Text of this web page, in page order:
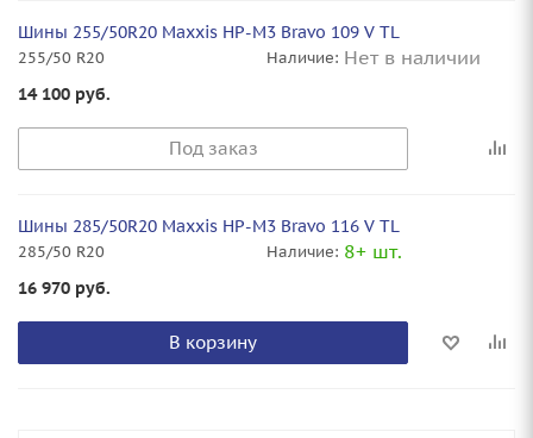
Шины 255/50R20 Maxxis HP-M3 Bravo 109 V TL
255/50 R20 Наличие: Нет в наличии
14 100 руб.
Под заказ
Шины 285/50R20 Maxxis HP-M3 Bravo 116 V TL
285/50 R20 Наличие: 8+ шт.
16 970 руб.
В корзину